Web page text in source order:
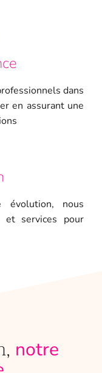
dans
en assurant une
évolution, nous
et services pour
notre